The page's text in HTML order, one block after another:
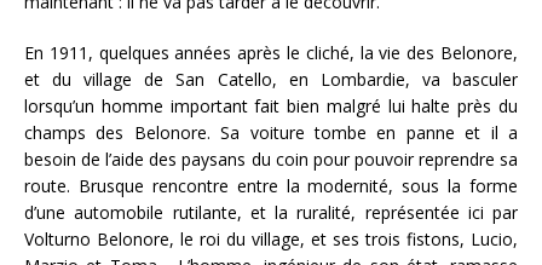
En 1911, quelques années après le cliché, la vie des Belonore,
et du village de San Catello, en Lombardie, va basculer
lorsqu’un homme important fait bien malgré lui halte près du
champs des Belonore. Sa voiture tombe en panne et il a
besoin de l’aide des paysans du coin pour pouvoir reprendre sa
route. Brusque rencontre entre la modernité, sous la forme
d’une automobile rutilante, et la ruralité, représentée ici par
Volturno Belonore, le roi du village, et ses trois fistons, Lucio,